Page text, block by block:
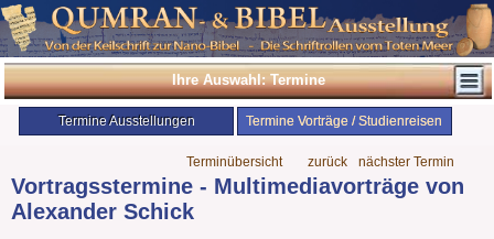
Ihre Auswahl: Termine
Termine Ausstellungen Termine Vorträge / Studienreisen
Terminübersicht zurück nächster Termin
Vortragsstermine - Multimediavorträge von
Alexander Schick